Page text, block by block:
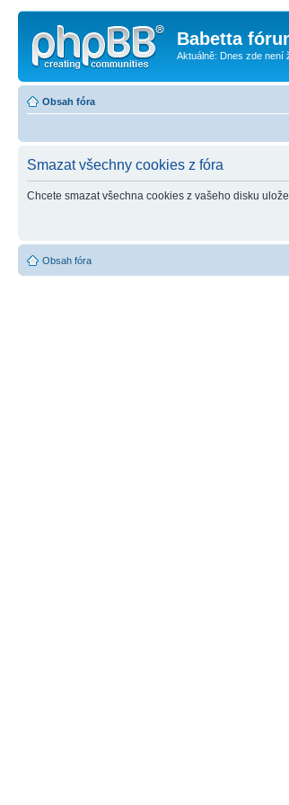
Babetta
Aktuálně: Dnes zde není
Obsah fóra
Smazat všechny cookies z fóra
Chcete smazat všechna cookies z vašeho disku
Obsah fóra